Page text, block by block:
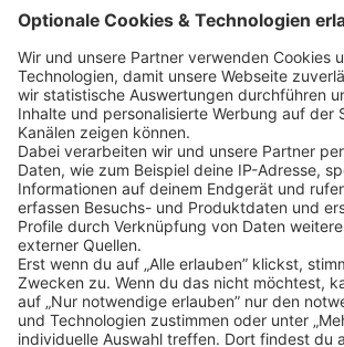
Schnellzugriff
ZAHLUNGSMETHODEN
SOCIAL
NEWSLETTER
BESUCHEN SIE UNS